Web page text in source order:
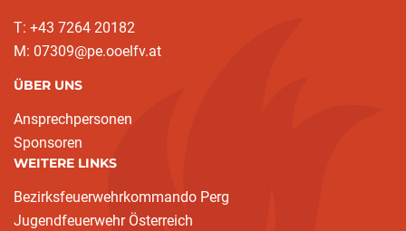
T: +43 7264 20182
M: 07309@pe.ooelfv.at
ÜBER UNS
Ansprechpersonen
Sponsoren
WEITERE LINKS
Bezirksfeuerwehrkommando Perg
Jugendfeuerwehr Österreich